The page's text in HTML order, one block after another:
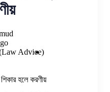
(Law Advice)